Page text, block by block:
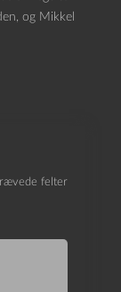
og Mikkel
felter